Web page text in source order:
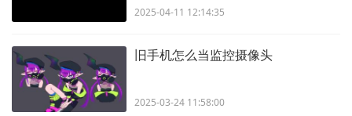
2025-04-11 12:14:35
旧手机怎么当监控摄像头
2025-03-24 11:58:00